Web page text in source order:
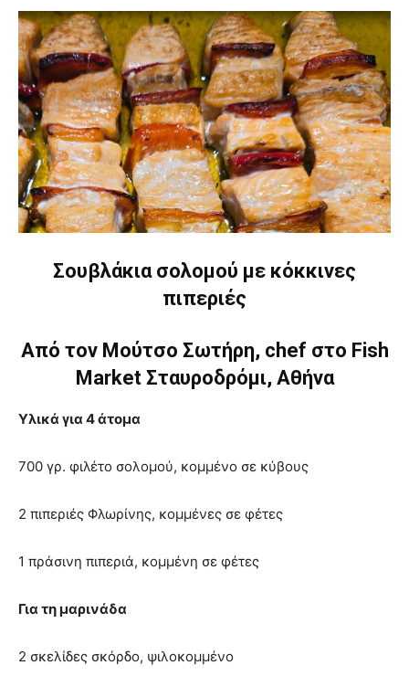
Σουβλάκια σολομού με κόκκινες
πιπεριές
Από τον Μούτσο Σωτήρη, chef στο Fish
Market Σταυροδρόμι, Αθήνα
Υλικά για 4 άτομα
700 γρ. φιλέτο σολομού, κομμένο σε κύβους
2 πιπεριές Φλωρίνης, κομμένες σε φέτες
1 πράσινη πιπεριά, κομμένη σε φέτες
Για τη μαρινάδα
2 σκελίδες σκόρδο, ψιλοκομμένο